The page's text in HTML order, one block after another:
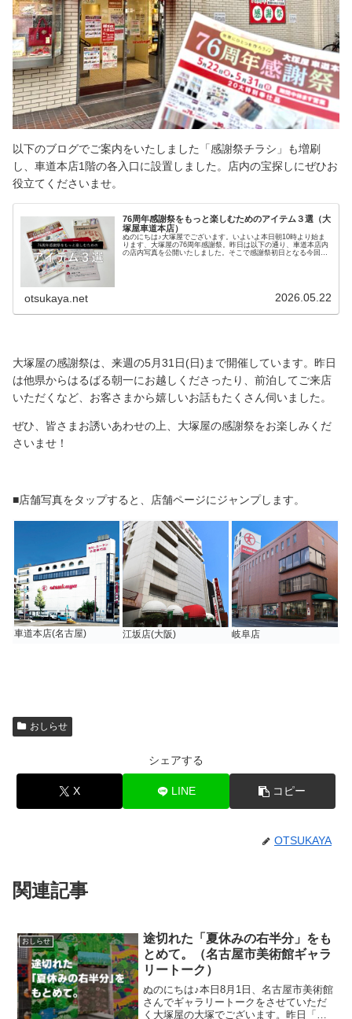
以下のブログでご案内をいたしました「感謝祭チラシ」も増刷
し、車道本店1階の各入口に設置しました。店内の宝探しにぜひお
役立てくださいませ。
76周年感謝祭をもっと楽しむためのアイテム３選（大
塚屋車道本店）
ぬのにちは♪大塚屋でございます。いよいよ本日朝10時より始ま
ります、大塚屋の76周年感謝祭。昨日は以下の通り、車道本店内
の店内写真を公開いたしました。そこで感謝祭初日となる今回の
のかが一望できます。ふたつめは、「大塚屋完全ガイドBOOK」
アアイテム。大塚
otsukaya.net 2026.05.22
大塚屋の感謝祭は、来週の5月31日(日)まで開催しています。昨日
は他県からはるばる朝一にお越しくださったり、前泊してご来店
いただくなど、お客さまから嬉しいお話もたくさん伺いました。
ぜひ、皆さまお誘いあわせの上、大塚屋の感謝祭をお楽しみくだ
さいませ！
■店舗写真をタップすると、店舗ページにジャンプします。
車道本店(名古屋) 江坂店(大阪) 岐阜店
おしらせ
シェアする
X LINE コピー
OTSUKAYA
関連記事
おしらせ
途切れた「夏休みの右半分」をも
とめて。（名古屋市美術館ギャラ
リートーク）
ぬのにちは♪本日8月1日、名古屋市美術館
さんでギャラリートークをさせていただ
く大塚屋の大塚でございます。昨日「全